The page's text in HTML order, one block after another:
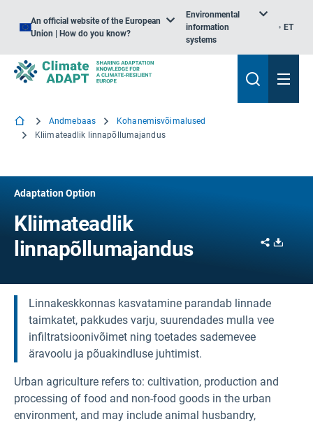
An official website of the European
Union | How do you know?
Environmental
information
systems
ET
Andmebaas
Kohanemisvõimalused
Kliimateadlik linnapõllumajandus
Adaptation Option
Kliimateadlik
linnapõllumajandus
Share
Linnakeskkonnas kasvatamine parandab linnade
taimkatet, pakkudes varju, suurendades mulla vee
infiltratsioonivõimet ning toetades sademevee
äravoolu ja põuakindluse juhtimist.
Urban agriculture refers to: cultivation, production and
processing of food and non-food goods in the urban
environment, and may include animal husbandry,